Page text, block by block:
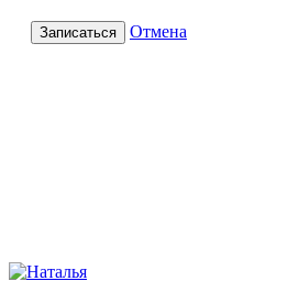
Записаться Отмена